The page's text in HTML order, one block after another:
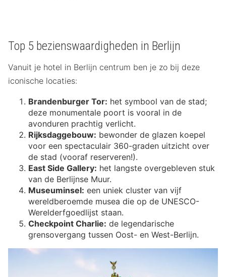
Top 5 bezienswaardigheden in Berlijn
Vanuit je hotel in Berlijn centrum ben je zo bij deze
iconische locaties:
Brandenburger Tor: het symbool van de stad;
deze monumentale poort is vooral in de
avonduren prachtig verlicht.
Rijksdaggebouw: bewonder de glazen koepel
voor een spectaculair 360-graden uitzicht over
de stad (vooraf reserveren!).
East Side Gallery: het langste overgebleven stuk
van de Berlijnse Muur.
Museuminsel: een uniek cluster van vijf
wereldberoemde musea die op de UNESCO-
Werelderfgoedlijst staan.
Checkpoint Charlie: de legendarische
grensovergang tussen Oost- en West-Berlijn.